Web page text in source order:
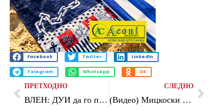
Facebook Twitter LinkedIn
Telegram WhatsApp OK
ПРЕТХОДНО
ВЛЕН: ДУИ да го почне ветингот од својот претседател, нека објави колку пари има на сметка Али Ахмети
СЛЕДНО
(Видео) Мицкоски од Вашингтон: Македонија е верен сојузник на САД, направивме многу отстапки, Европа треба да биде принципиелна наместо со двојни стандарди